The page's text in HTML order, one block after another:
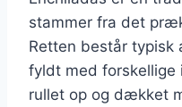
stammer fra det
Retten består typisk
fyldt med forskellige
rullet op og dækket